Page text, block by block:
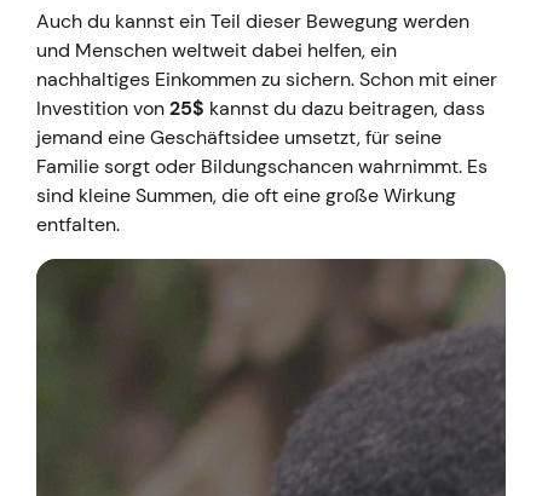
Auch du kannst ein Teil dieser Bewegung werden
und Menschen weltweit dabei helfen, ein
nachhaltiges Einkommen zu sichern. Schon mit einer
Investition von25$ kannst du dazu beitragen, dass
jemand eine Geschäftsidee umsetzt, für seine
Familie sorgt oder Bildungschancen wahrnimmt. Es
sind kleine Summen, die oft eine große Wirkung
entfalten.